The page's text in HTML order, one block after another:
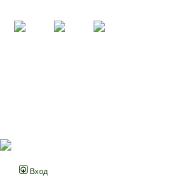
Вход